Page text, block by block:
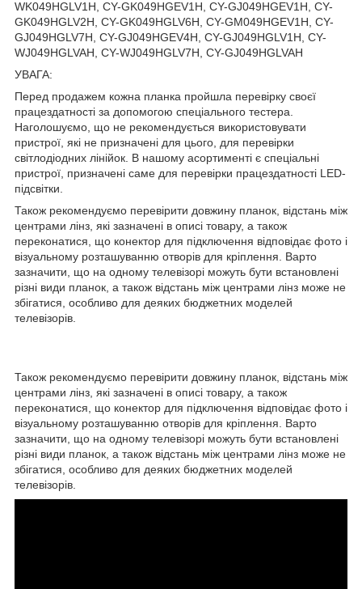
WK049HGLV1H, CY-GK049HGEV1H, CY-GJ049HGEV1H, CY-
GK049HGLV2H, CY-GK049HGLV6H, CY-GM049HGEV1H, CY-
GJ049HGLV7H, CY-GJ049HGEV4H, CY-GJ049HGLV1H, CY-
WJ049HGLVAH, CY-WJ049HGLV7H, CY-GJ049HGLVAH
УВАГА:
Перед продажем кожна планка пройшла перевірку своєї
працездатності за допомогою спеціального тестера.
Наголошуємо, що не рекомендується використовувати
пристрої, які не призначені для цього, для перевірки
світлодіодних лінійок. В нашому асортименті є спеціальні
пристрої, призначені саме для перевірки працездатності LED-
підсвітки.
Також рекомендуємо перевірити довжину планок, відстань між
центрами лінз, які зазначені в описі товару, а також
переконатися, що конектор для підключення відповідає фото і
візуальному розташуванню отворів для кріплення. Варто
зазначити, що на одному телевізорі можуть бути встановлені
різні види планок, а також відстань між центрами лінз може не
збігатися, особливо для деяких бюджетних моделей
телевізорів.
Також рекомендуємо перевірити довжину планок, відстань між
центрами лінз, які зазначені в описі товару, а також
переконатися, що конектор для підключення відповідає фото і
візуальному розташуванню отворів для кріплення. Варто
зазначити, що на одному телевізорі можуть бути встановлені
різні види планок, а також відстань між центрами лінз може не
збігатися, особливо для деяких бюджетних моделей
телевізорів.